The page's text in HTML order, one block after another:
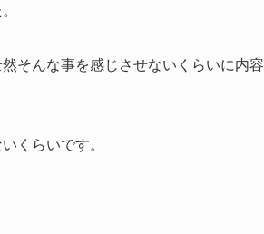
そんな事を感じさせないくらいに内容
くらいです。